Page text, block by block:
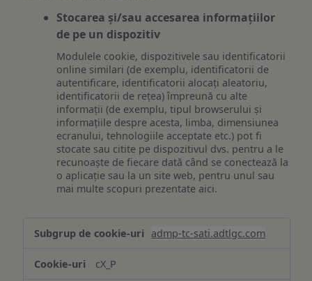
Stocarea și/sau accesarea informațiilor
de pe un dispozitiv
Modulele cookie, dispozitivele sau identificatorii
online similari (de exemplu, identificatorii de
autentificare, identificatorii alocați aleatoriu,
identificatorii de rețea) împreună cu alte
informații (de exemplu, tipul browserului și
informațiile despre acesta, limba, dimensiunea
ecranului, tehnologiile acceptate etc.) pot fi
stocate sau citite pe dispozitivul dvs. pentru a le
recunoaște de fiecare dată când se conectează la
o aplicație sau la un site web, pentru unul sau
mai multe scopuri prezentate aici.
și/sau
informațiilor
admp-tc-sati.adtlgc.com
cX_P